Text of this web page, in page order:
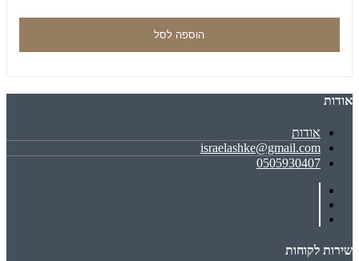
הוספה לסל
אודות
אודות
israelashke@gmail.com
0505930407
שירות לקוחות